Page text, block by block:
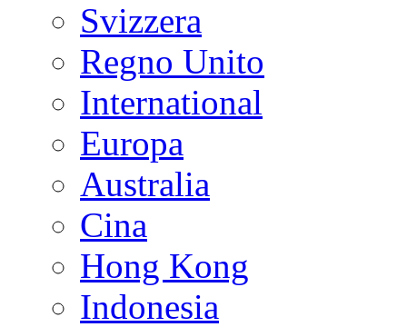
Svizzera
Regno Unito
International
Europa
Australia
Cina
Hong Kong
Indonesia